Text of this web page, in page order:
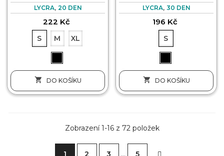
LYCRA, 20 DEN
222 Kč
S M XL
 DO KOŠÍKU
LYCRA, 30 DEN
196 Kč
S
 DO KOŠÍKU
Zobrazení 1-16 z 72 položek
1 2 3 … 5